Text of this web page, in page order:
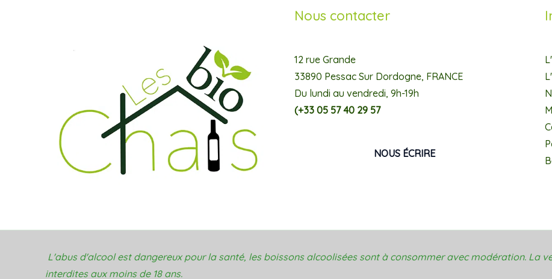
Nous contacter
12 rue Grande
33890 Pessac Sur Dordogne, FRANCE
Du lundi au vendredi, 9h-19h
(+33 05 57 40 29 57
NOUS ÉCRIRE
L'abus d'alcool est dangereux pour la santé, les boissons alcoolisées sont à consommer avec modération. La
interdites aux moins de 18 ans.